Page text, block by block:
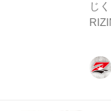
巣
じ
進
ト